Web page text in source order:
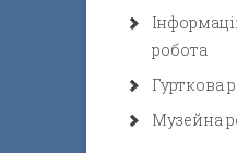
робота
Гурткова
Музейна